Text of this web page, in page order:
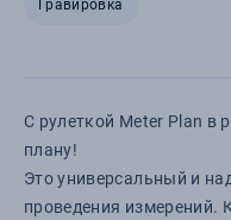
Гравировка
С рулеткой Meter Plan в
плану!
Это универсальный и
проведения измерений.